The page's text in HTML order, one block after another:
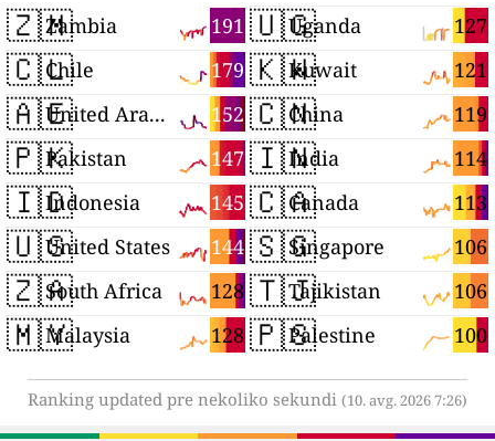
🇿🇲 191
Zambia
🇨🇱 179
Chile
🇦🇪 152
United Arab Emirates
🇵🇰 147
Pakistan
🇮🇩 145
Indonesia
🇺🇸 144
United States
🇿🇦 128
South Africa
🇲🇾 128
Malaysia
🇺🇬 127
Uganda
🇰🇼 121
Kuwait
🇨🇳 119
China
🇮🇳 114
India
🇨🇦 113
Canada
🇸🇬 106
Singapore
🇹🇯 106
Tajikistan
🇵🇸 100
Palestine
Ranking updated pre nekoliko sekundi (10. avg. 2026 7:26)